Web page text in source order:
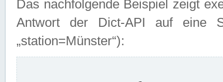
Das nachfolgende Beispiel zeigt
Antwort der Dict-API auf eine
„station=Münster“):